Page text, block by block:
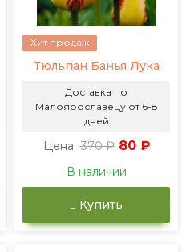
Хит продаж
Тюльпан Банья Лука
Доставка по
Малоярославецу от 6-8
дней
Цена: 370 ₽ 80 ₽
В наличии
Купить